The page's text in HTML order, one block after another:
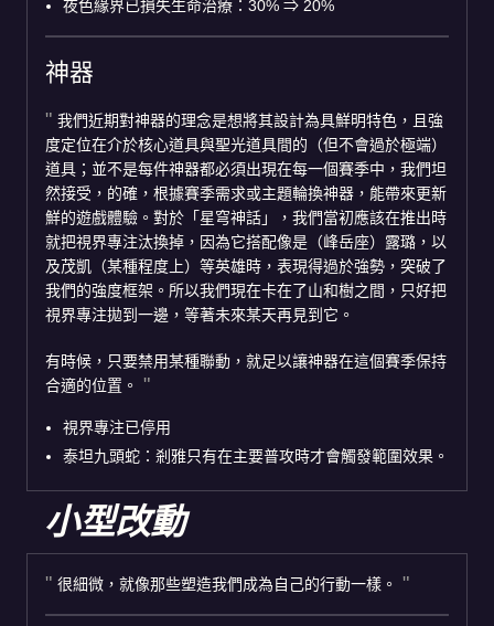
夜色緣界已損失生命治療：30% ⇒ 20%
神器
我們近期對神器的理念是想將其設計為具鮮明特色，且強
度定位在介於核心道具與聖光道具間的（但不會過於極端）
道具；並不是每件神器都必須出現在每一個賽季中，我們坦
然接受，的確，根據賽季需求或主題輪換神器，能帶來更新
鮮的遊戲體驗。對於「星穹神話」，我們當初應該在推出時
就把視界專注汰換掉，因為它搭配像是（峰岳座）露璐，以
及茂凱（某種程度上）等英雄時，表現得過於強勢，突破了
我們的強度框架。所以我們現在卡在了山和樹之間，只好把
視界專注拋到一邊，等著未來某天再見到它。
有時候，只要禁用某種聯動，就足以讓神器在這個賽季保持
合適的位置。
視界專注已停用
泰坦九頭蛇：剎雅只有在主要普攻時才會觸發範圍效果。
小型改動
很細微，就像那些塑造我們成為自己的行動一樣。